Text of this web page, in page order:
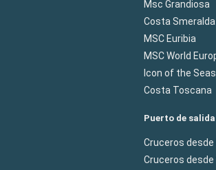
Msc Grandiosa
Costa Smeralda
MSC Euribia
MSC World
Icon of the Seas
Costa Toscana
Puerto de salida
Cruceros desde
Cruceros desde